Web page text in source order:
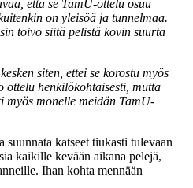
että se TamU-ottelu osuu
on yleisöä ja tunnelmaa.
toivo siitä pelistä kovin suurta
siten, ettei se korostu myös
ottelu henkilökohtaisesti, mutta
myös monelle meidän TamU-
katseet tiukasti tulevaan
kaikille kevään aikana pelejä,
Ihan kohta mennään